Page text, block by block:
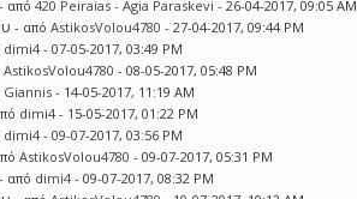
- από420 Peiraias - Agia Paraskevi - 26-04-2017, 09:05 AM
- απόAstikosVolou4780 - 27-04-2017, 09:44 PM
dimi4 - 07-05-2017, 03:49 PM
AstikosVolou4780 - 08-05-2017, 05:48 PM
Giannis - 14-05-2017, 11:19 AM
dimi4 - 15-05-2017, 01:22 PM
dimi4 - 09-07-2017, 03:56 PM
AstikosVolou4780 - 09-07-2017, 05:31 PM
- από dimi4 - 09-07-2017, 08:32 PM